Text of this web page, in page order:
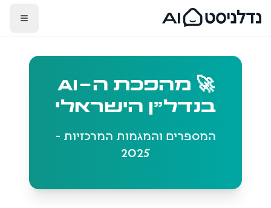
🚀 מהפכת ה-AI
בנדל״ן הישראלי
המספרים והמגמות המרכזיות -
2025